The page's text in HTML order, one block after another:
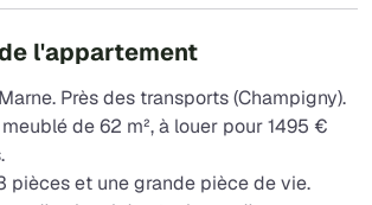
l'appartement
Près des transports (Champigny).
de 62 m², à louer pour 1495 €
pièces et une grande pièce de vie.